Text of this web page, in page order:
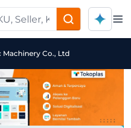
Co., Ltd niasi-